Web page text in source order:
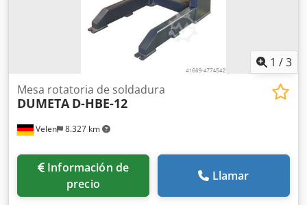
soldadura para un máximo de 500 amperios.
1 /3
Velen 8.327 km
Mesa rotatoria de soldadura
DUMETA D-HBE-12
Información de
precio
Llamar